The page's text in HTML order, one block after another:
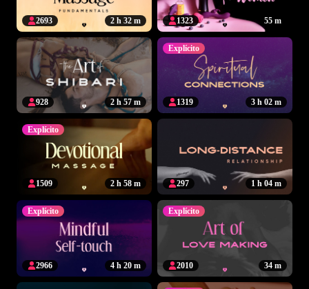
2 h 32 m
2693 55 m
1323
2 h 57 m
928
Explícito
3 h 02 m
1319
Explícito
2 h 58 m
1509 1 h 04 m
297
Explícito
4 h 20 m
2966
Explícito
34 m
2010